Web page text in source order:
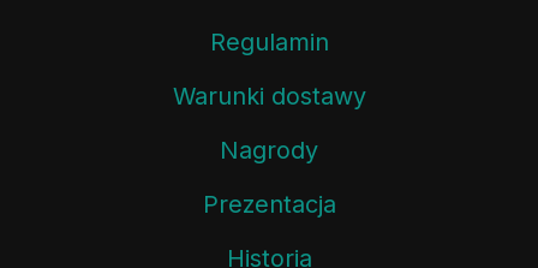
Regulamin
Warunki dostawy
Nagrody
Prezentacja
Historia